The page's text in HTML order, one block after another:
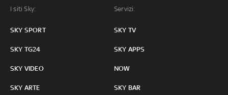
I siti Sky:
SKY SPORT
SKY TG24
SKY VIDEO
SKY ARTE
Servizi:
SKY TV
SKY APPS
NOW
SKY BAR